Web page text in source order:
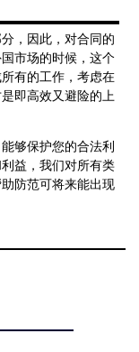
，因此，对合同的
市场的时候，这个
有的工作，考虑在
即高效又避险的上
够保护您的合法利
益，我们对所有类
防范可将来能出现